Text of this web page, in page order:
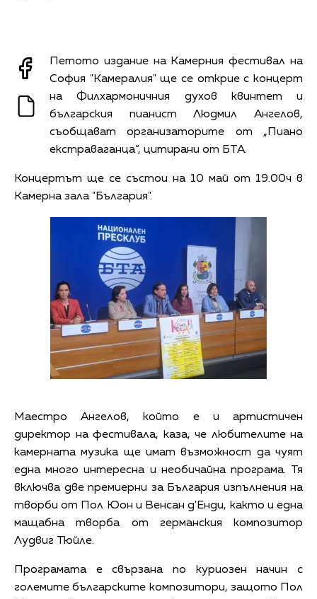
Петото издание на Камерния фестивал на
София "Камералия" ще се открие с концерт
на Филхармоничния духов квинтет и
българския пианист Людмил Ангелов,
съобщават организаторите от „Пиано
екстраваганца“, цитирани от БТА.
Концертът ще се състои на 10 май от 19.00ч в
Камерна зала "България".
Маестро Ангелов, който е и артистичен
директор на фестивала, каза, че любителите на
камерната музика ще имат възможност да чуят
една много интересна и необичайна програма. Тя
включва две премиерни за България изпълнения на
творби от Пол Юон и Венсан д'Енди, както и една
мащабна творба от германския композитор
Лудвиг Тюйле.
Програмата е свързана по куриозен начин с
големите българските композитори, защото Пол